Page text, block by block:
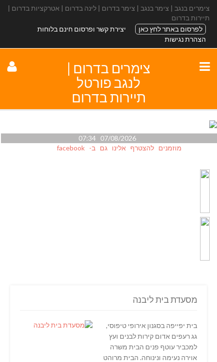
צימרים בנגב | צימר בנגב | צימר בדרום | לינה בדרום | אטרקציות בדרום |
תיירות בדרום
לפרסום באתר לחץ כאן
יצירת קשר ופרסום חינם בלוחות
הצהרת נגישות
צימרים בדרום |
לנגב פורטל
תיירות בדרום
07/08/2026 07:34
מוזמנים להצטרף אלינו גם ב- facebook
מסעדת בית ליבנה
בית יפייפה בסגנון אירופי טיפוסי,
גג רעפים אדום קירות לבנים ועץ
למכביר עוטף פנים הבית משרה
אוירה נעימה ונינוחה. הבית מרוהט